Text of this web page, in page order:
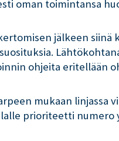
oman toimintansa
jälkeen
ohjeita eritellään
mukaan linjassa
prioriteetti numero